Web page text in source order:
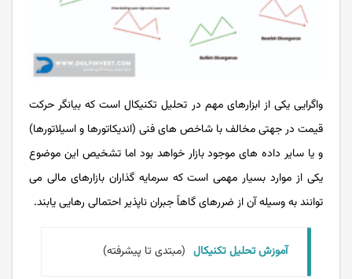
واگرایی یکی از ابزارهای مهم در تحلیل تکنیکال است که بیانگر حرکت
قیمت در جهتی مخالف با شاخص ‌های فنی (اندیکاتورها و اسیلاتورها)
و یا سایر داده ‌های موجود بازار خواهد بود اما تشخیص این ‌موضوع
یکی از موارد بسیار مهمی است که سرمایه ‌گذاران بازارهای مالی می
‌توانند به وسیله آن از ضررهای گاهاً جبران ‌‌ناپذیر احتمالی رهایی یابند.
آموزش تحلیل تکنیکال (مبتدی تا پیشرفته)